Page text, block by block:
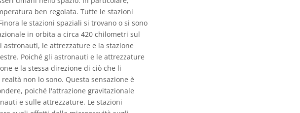
ben regolata. Tutte le stazioni
le stazioni spaziali si trovano o si sono
in orbita a circa 420 chilometri sul
le attrezzature e la stazione
Poiché gli astronauti e le attrezzature
e la stessa direzione di ciò che li
non lo sono. Questa sensazione è
poiché l'attrazione gravitazionale
e sulle attrezzature. Le stazioni